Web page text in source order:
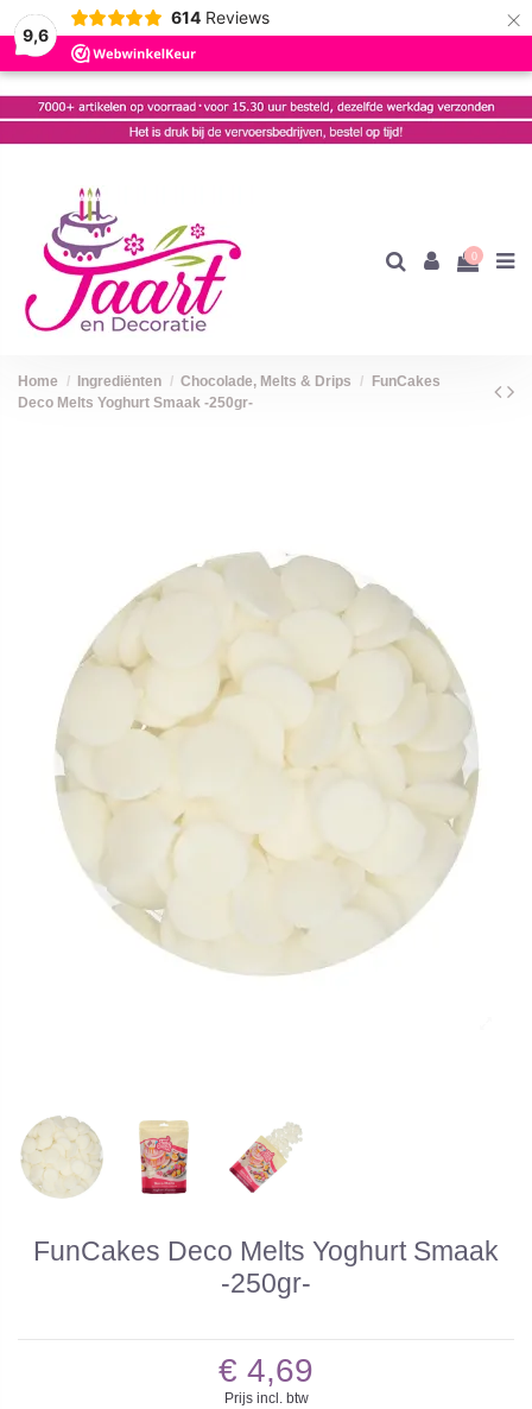
9,6
614 Reviews ×
0
Home Ingrediënten Chocolade, Melts & Drips
FunCakes
Deco Melts Yoghurt Smaak -250gr-
FunCakes Deco Melts Yoghurt Smaak
-250gr-
€ 4,69
Prijs incl. btw